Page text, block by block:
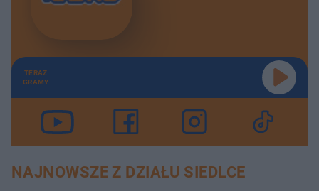
TERAZ
GRAMY
NAJNOWSZE Z DZIAŁU SIEDLCE